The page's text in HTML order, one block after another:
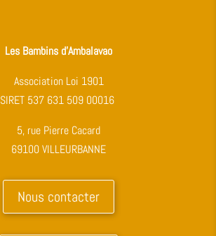
Les Bambins d’Ambalavao
Association Loi 1901
SIRET 537 631 509 00016
5, rue Pierre Cacard
69100 VILLEURBANNE
Nous contacter